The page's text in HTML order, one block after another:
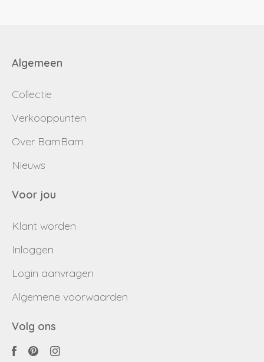
Algemeen
Collectie
Verkooppunten
Over BamBam
Nieuws
Voor jou
Klant worden
Inloggen
Login aanvragen
Algemene voorwaarden
Volg ons